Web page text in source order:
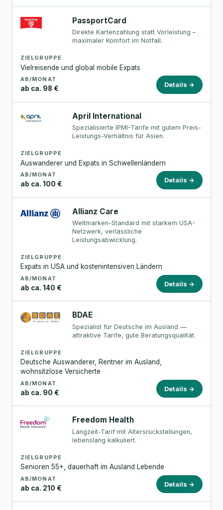
PassportCard
Direkte Kartenzahlung statt Vorleistung –
maximaler Komfort im Notfall.
ZIELGRUPPE
Vielreisende und global mobile Expats
AB/MONAT
ab ca. 98 €
Details →
April International
Spezialisierte IPMI-Tarife mit gutem Preis-
Leistungs-Verhältnis für Asien.
ZIELGRUPPE
Auswanderer und Expats in Schwellenländern
AB/MONAT
ab ca. 100 €
Details →
Allianz Care
Weltmarken-Standard mit starkem USA-
Netzwerk, verlässliche
Leistungsabwicklung.
ZIELGRUPPE
Expats in USA und kostenintensiven Ländern
AB/MONAT
ab ca. 140 €
Details →
BDAE
Spezialist für Deutsche im Ausland —
attraktive Tarife, gute Beratungsqualität.
ZIELGRUPPE
Deutsche Auswanderer, Rentner im Ausland,
wohnsitzlose Versicherte
AB/MONAT
ab ca. 90 €
Details →
Freedom Health
Langzeit-Tarif mit Altersrückstellungen,
lebenslang kalkuliert.
ZIELGRUPPE
Senioren 55+, dauerhaft im Ausland Lebende
AB/MONAT
ab ca. 210 €
Details →